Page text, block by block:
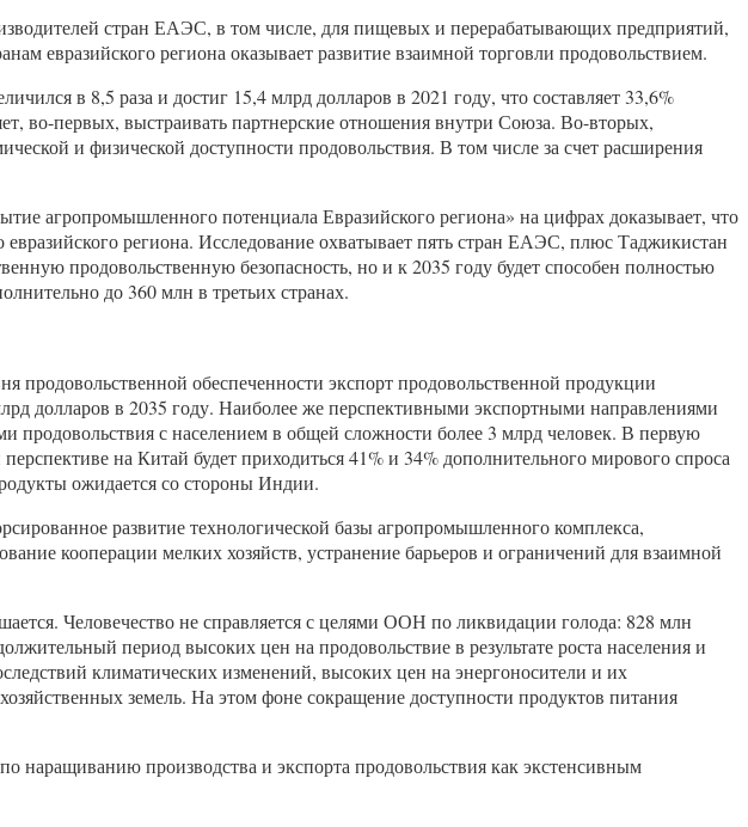
стран ЕАЭС, в том числе, для пищевых и перерабатывающих предприятий,
евразийского региона оказывает развитие взаимной торговли продовольствием.
в 8,5 раза и достиг 15,4 млрд долларов в 2021 году, что составляет 33,6%
во-первых, выстраивать партнерские отношения внутри Союза. Во-вторых,
и физической доступности продовольствия. В том числе за счет расширения
агропромышленного потенциала Евразийского региона» на цифрах доказывает, что
региона. Исследование охватывает пять стран ЕАЭС, плюс Таджикистан
продовольственную безопасность, но и к 2035 году будет способен полностью
до 360 млн в третьих странах.
продовольственной обеспеченности экспорт продовольственной продукции
долларов в 2035 году. Наиболее же перспективными экспортными направлениями
с населением в общей сложности более 3 млрд человек. В первую
на Китай будет приходиться 41% и 34% дополнительного мирового спроса
ожидается со стороны Индии.
развитие технологической базы агропромышленного комплекса,
кооперации мелких хозяйств, устранение барьеров и ограничений для взаимной
Человечество не справляется с целями ООН по ликвидации голода: 828 млн
период высоких цен на продовольствие в результате роста населения и
климатических изменений, высоких цен на энергоносители и их
земель. На этом фоне сокращение доступности продуктов питания
наращиванию производства и экспорта продовольствия как экстенсивным